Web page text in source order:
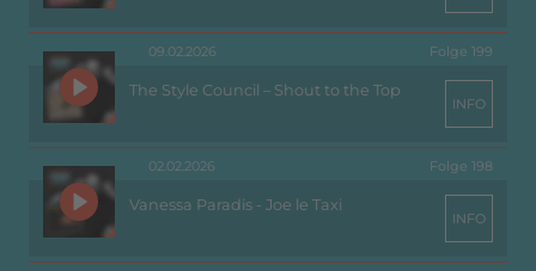
09.02.2026 Folge 199
The Style Council – Shout to the Top
INFO
02.02.2026 Folge 198
Vanessa Paradis - Joe le Taxi
INFO